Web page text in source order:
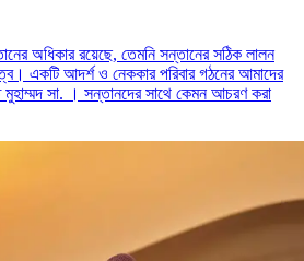
অধিকার রয়েছে, তেমনি সন্তানের সঠিক লালন
একটি আদর্শ ও নেককার পরিবার গঠনের আমাদের
সা. । সন্তানদের সাথে কেমন আচরণ করা